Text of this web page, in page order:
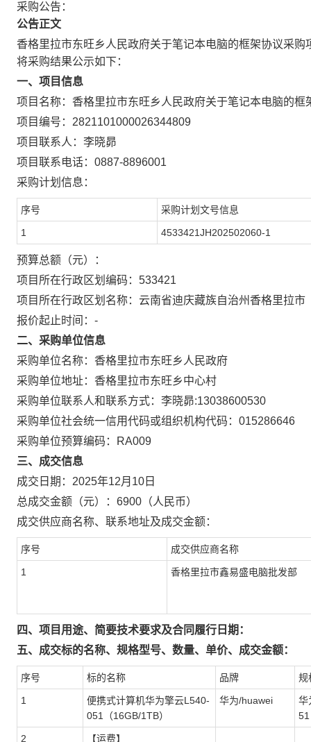
采购公告：
公告正文
香格里拉市东旺乡人民政府关于笔记本电脑的框架协议采购
将采购结果公示如下：
一、项目信息
项目名称： 香格里拉市东旺乡人民政府关于笔记本电脑的框
项目编号： 2821101000026344809
项目联系人： 李晓昴
项目联系电话： 0887-8896001
采购计划信息：
序号 采购计划文号信息
1 4533421JH202502060-1
预算总额（元）：
项目所在行政区划编码： 533421
项目所在行政区划名称： 云南省迪庆藏族自治州香格里拉市
报价起止时间：-
二、采购单位信息
采购单位名称： 香格里拉市东旺乡人民政府
采购单位地址： 香格里拉市东旺乡中心村
采购单位联系人和联系方式： 李晓昴:13038600530
采购单位社会统一信用代码或组织机构代码： 015286646
采购单位预算编码：
RA009
三、成交信息
成交日期： 2025年12月10日
总成交金额（元）： 6900 （人民币）
成交供应商名称、联系地址及成交金额：
序号 成交供应商名称
1 香格里拉市鑫易盛电脑批发部
四、项目用途、简要技术要求及合同履行日期：
五、成交标的名称、规格型号、数量、单价、成交金额：
序号 标的名称 品牌 规
1
便携式计算机华为擎云L540-
051（16GB/1TB）
华为/huawei
华
51
2 【运费】